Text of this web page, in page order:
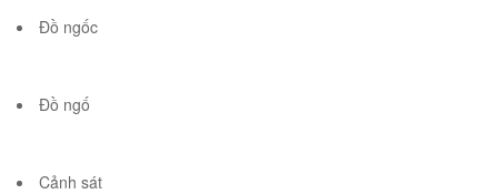
Đồ ngốc
Đồ ngố
Cảnh sát